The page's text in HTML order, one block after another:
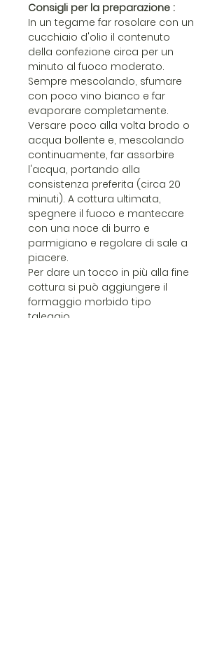
Consigli per la preparazione :
In un tegame far rosolare con un
cucchiaio d'olio il contenuto
della confezione circa per un
minuto al fuoco moderato.
Sempre mescolando, sfumare
con poco vino bianco e far
evaporare completamente.
Versare poco alla volta brodo o
acqua bollente e, mescolando
continuamente, far assorbire
l'acqua, portando alla
consistenza preferita (circa 20
minuti). A cottura ultimata,
spegnere il fuoco e mantecare
con una noce di burro e
parmigiano e regolare di sale a
piacere.
Per dare un tocco in più alla fine
cottura si può aggiungere il
formaggio morbido tipo
taleggio.